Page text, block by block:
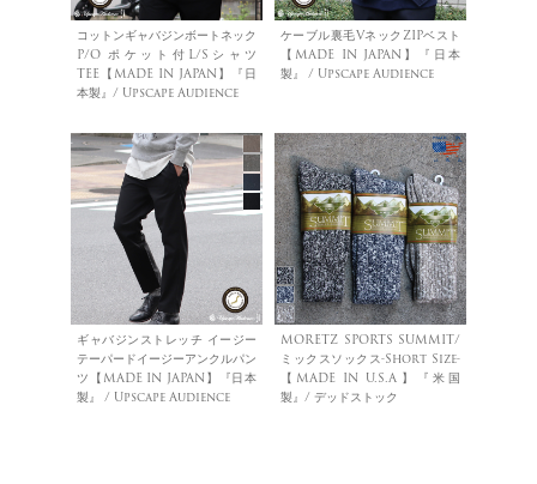
コットンギャバジンボートネック
P/O ポケット付L/Sシャツ
TEE【MADE IN JAPAN】『日
本製』/ Upscape Audience
ケーブル裏毛VネックZIPベスト
【MADE IN JAPAN】『日本
製』 / Upscape Audience
ギャバジンストレッチ イージー
テーパードイージーアンクルパン
ツ【MADE IN JAPAN】『日本
製』 / Upscape Audience
MORETZ SPORTS SUMMIT/
ミックスソックス-Short Size-
【MADE IN U.S.A】『米国
製』/ デッドストック